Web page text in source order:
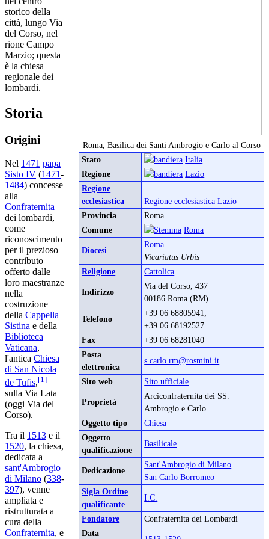
Roma, Basilica dei Santi Ambrogio e Carlo al Corso
Stato
Italia
Regione
Lazio
Regione
ecclesiastica
Regione ecclesiastica Lazio
Provincia
Roma
Comune
Roma
Diocesi
Roma
Vicariatus Urbis
Religione
Cattolica
Indirizzo
Via del Corso, 437
00186 Roma (RM)
Telefono
+39 06 68805941;
+39 06 68192527
Fax
+39 06 68281040
Posta
elettronica
s.carlo.rm@rosmini.it
Sito web Sito ufficiale
Proprietà
Arciconfraternita dei SS.
Ambrogio e Carlo
Oggetto tipo
Chiesa
Oggetto
qualificazione
Basilicale
Dedicazione
Sant'Ambrogio di Milano
San Carlo Borromeo
Sigla Ordine
qualificante
I.C.
Fondatore
Confraternita dei Lombardi
Data
storico della
città, lungo Via
del Corso, nel
rione Campo
Marzio; questa
è la chiesa
regionale dei
lombardi.
Storia
Origini
Nel 1471 papa
Sisto IV (1471-
1484) concesse
alla
Confraternita
dei lombardi,
come
riconoscimento
per il prezioso
contributo
offerto dalle
loro maestranze
nella
costruzione
della Cappella
Sistina e della
Biblioteca
Vaticana,
l'antica Chiesa
di San Nicola
de Tufis,[1 ]
sulla Via Lata
(oggi Via del
Corso).
Tra il 1513 e il
1520, la chiesa,
dedicata a
sant'Ambrogio
di Milano (338-
397), venne
ampliata e
ristrutturata a
cura della
Confraternita, e